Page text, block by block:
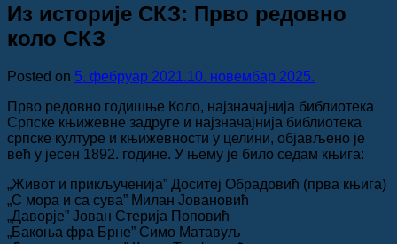
Из историје СКЗ: Прво редовно
коло СКЗ
Posted on 5. фебруар 2021.10. новембар 2025.
Прво редовно годишње Коло, најзначајнија библиотека
Српске књижевне задруге и најзначајнија библиотека
српске културе и књижевности у целини, објављено је
већ у јесен 1892. године. У њему је било седам књига:
„Живот и прикљученија” Доситеј Обрадовић (прва књига)
„С мора и са сува” Милан Јовановић
„Даворје” Јован Стерија Поповић
„Бакоња фра Брне” Симо Матавуљ